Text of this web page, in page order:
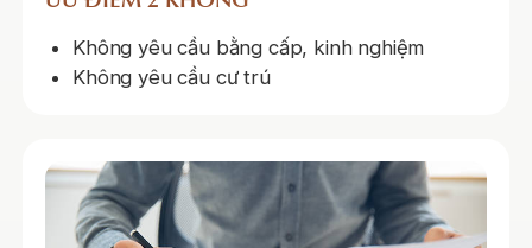
Không yêu cầu bằng cấp, kinh nghiệm
Không yêu cầu cư trú